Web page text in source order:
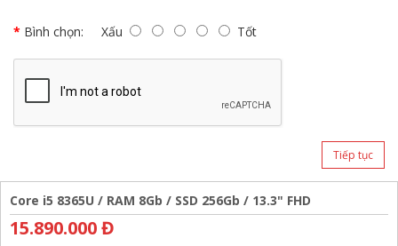
Bình chọn: Xấu Tốt
Tiếp tục
Core i5 8365U / RAM 8Gb / SSD 256Gb / 13.3" FHD
15.890.000 Đ